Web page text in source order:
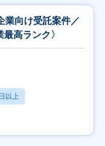
業向け受託案件／
高ランク〉
以上